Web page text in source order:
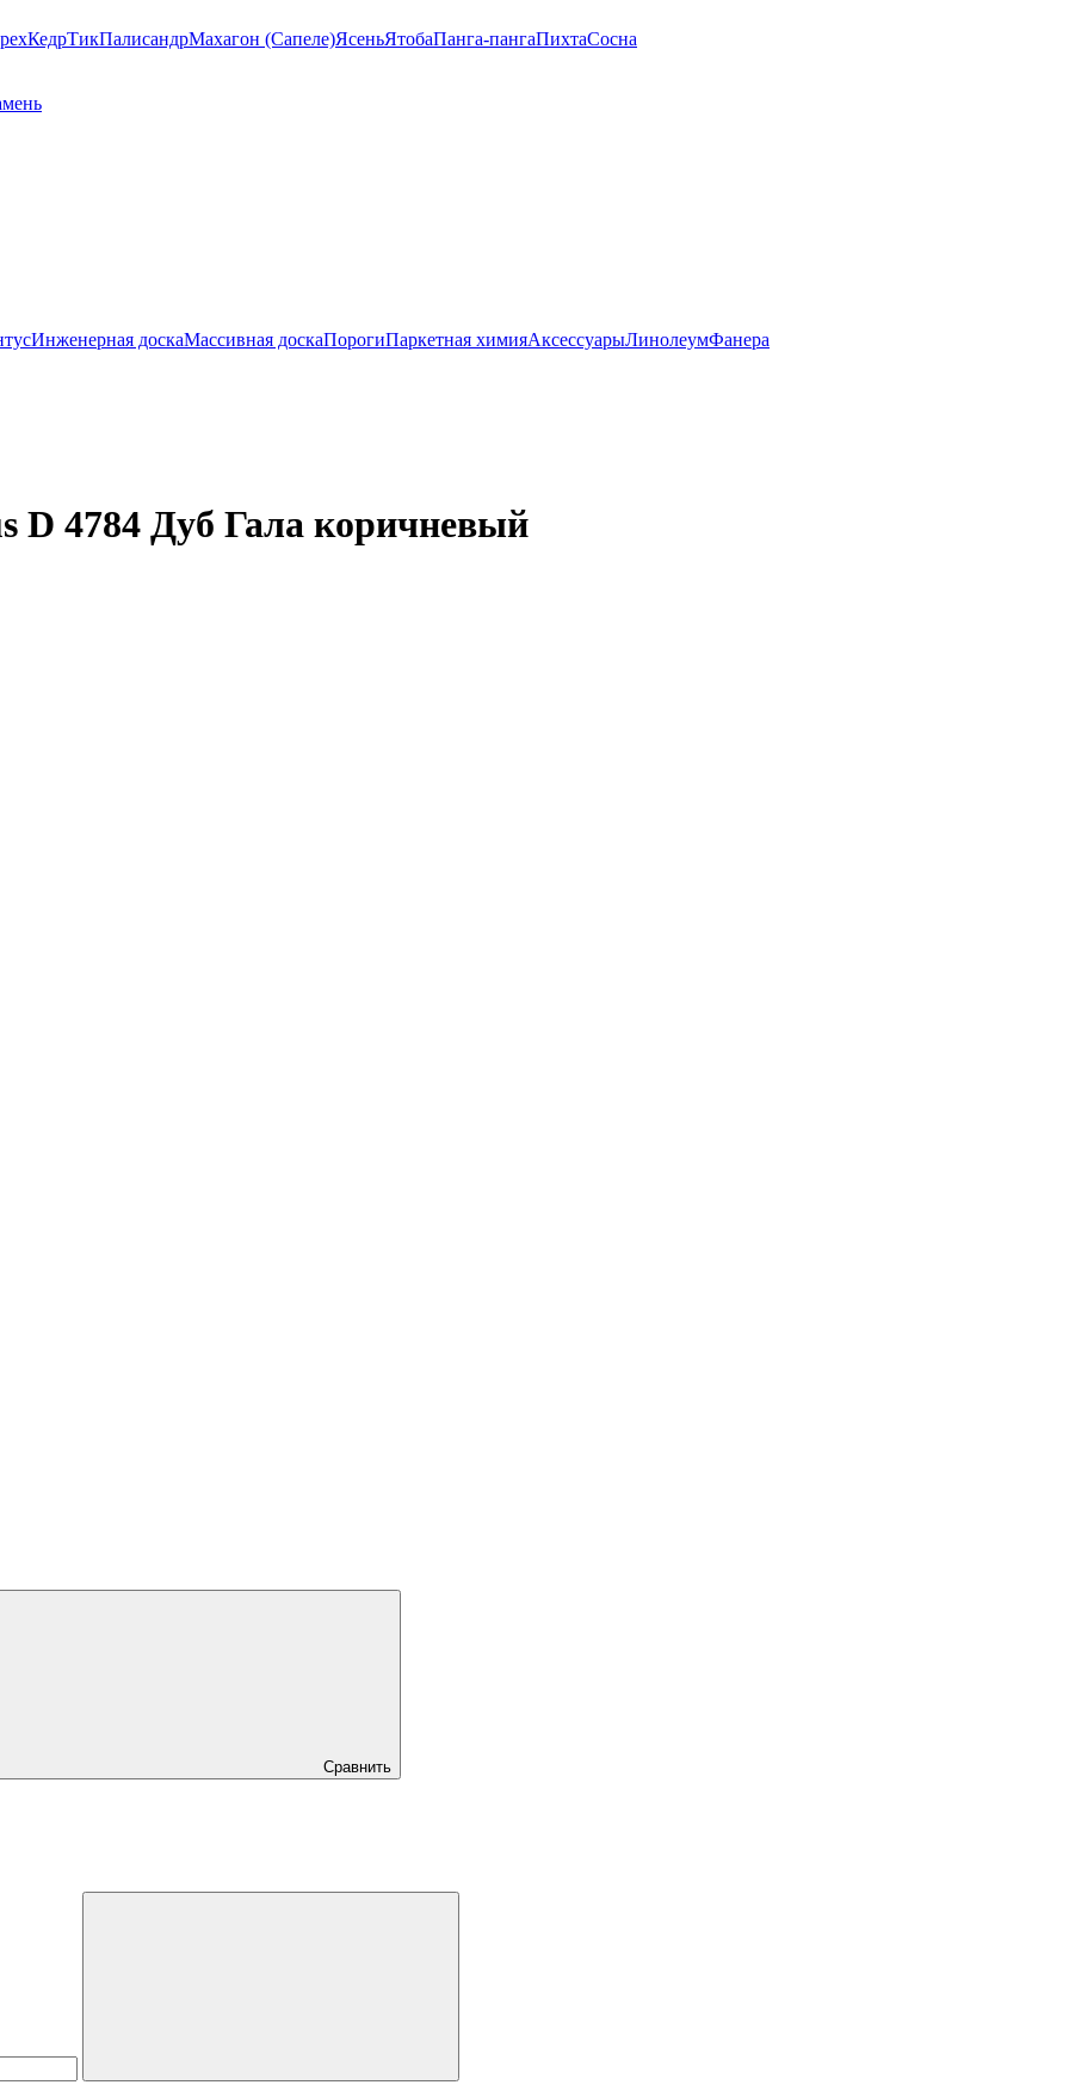
КедрТикПалисандрМахагон (Сапеле)ЯсеньЯтобаПанга-пангаПихтаСосна
Инженерная доскаМассивная доскаПорогиПаркетная химияАксессуарыЛинолеумФанера
4784 Дуб Гала коричневый
Сравнить